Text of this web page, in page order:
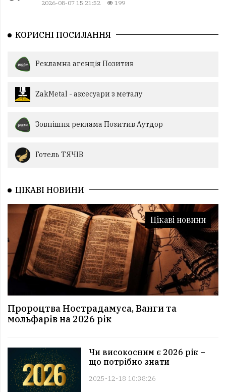
2026-08-07 15:21:52 199
КОРИСНІ ПОСИЛАННЯ
Рекламна агенція Позитив
ZakMetal - аксесуари з металу
Зовнішня реклама Позитив Аутдор
Готель ТЯЧІВ
ЦІКАВІ НОВИНИ
Цікаві новини
Пророцтва Нострадамуса, Ванги та
мольфарів на 2026 рік
Чи високосним є 2026 рік –
що потрібно знати
2025-12-18 10:38:26